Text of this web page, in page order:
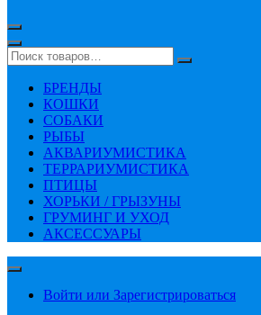
БРЕНДЫ
КОШКИ
СОБАКИ
РЫБЫ
АКВАРИУМИСТИКА
ТЕРРАРИУМИСТИКА
ПТИЦЫ
ХОРЬКИ / ГРЫЗУНЫ
ГРУМИНГ И УХОД
АКСЕССУАРЫ
Войти или Зарегистрироваться